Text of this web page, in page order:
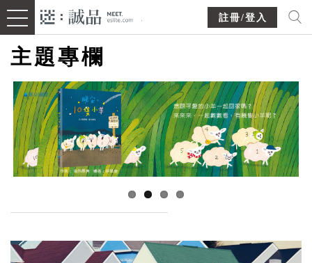
註冊/登入
主題專欄